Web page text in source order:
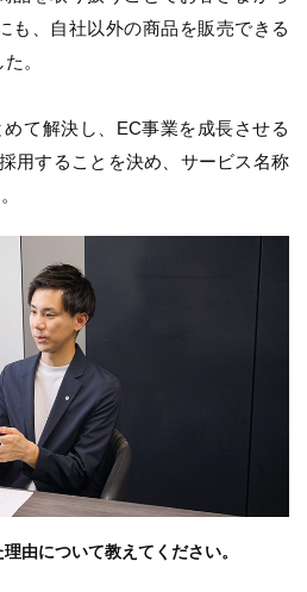
も、自社以外の商品を販売できる
。
て解決し、EC事業を成長させる
用することを決め、サービス名称
由について教えてください。